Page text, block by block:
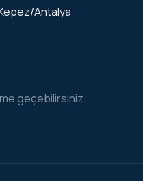
Antalya
geçebilirsiniz.